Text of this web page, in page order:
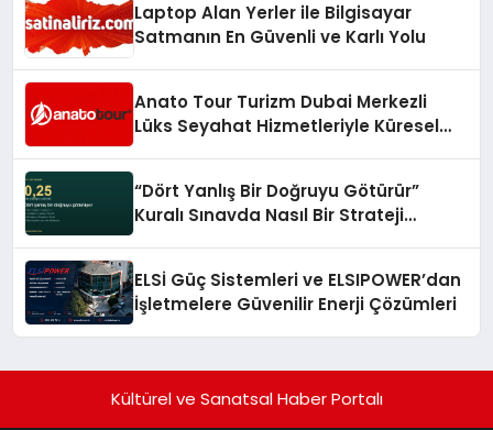
Laptop Alan Yerler ile Bilgisayar
Satmanın En Güvenli ve Karlı Yolu
Anato Tour Turizm Dubai Merkezli
Lüks Seyahat Hizmetleriyle Küresel
“Dört Yanlış Bir Doğruyu Götürür”
Kuralı Sınavda Nasıl Bir Strateji
ELSİ Güç Sistemleri ve ELSIPOWER’dan
İşletmelere Güvenilir Enerji Çözümleri
Kültürel ve Sanatsal Haber Portalı